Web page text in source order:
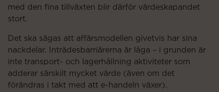
med den fina tillväxten blir därför värdeskapandet
stort.
Det ska sägas att affärsmodellen givetvis har sina
nackdelar. Inträdesbarriärerna är låga – i grunden är
inte transport- och lagerhållning aktiviteter som
adderar särskilt mycket värde (även om det
förändras i takt med att e-handeln växer).